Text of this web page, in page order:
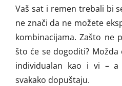
Vaš sat i remen trebali bi
ne znači da ne možete
kombinacijama. Zašto ne
što će se dogoditi?
individualan kao i vi – a
svakako dopuštaju.